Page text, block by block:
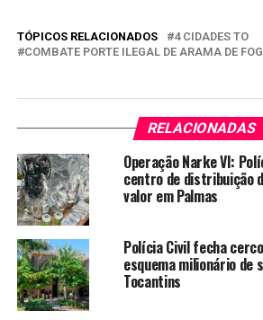
TÓPICOS RELACIONADOS
4 CIDADES TO
COMBATE PORTE ILEGAL DE ARAMA DE
RELACIONADAS
Operação Narke VI:
centro de distribuição
valor em Palmas
Polícia Civil fecha
esquema milionário de
Tocantins